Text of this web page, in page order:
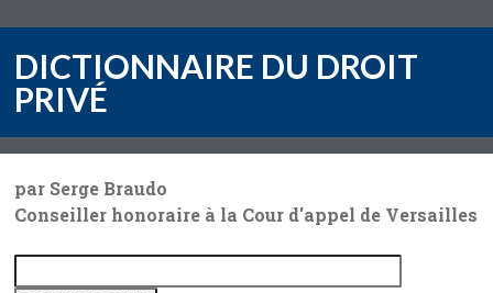
DICTIONNAIRE DU DROIT
PRIVÉ
par Serge Braudo
Conseiller honoraire à la Cour d'appel de Versailles